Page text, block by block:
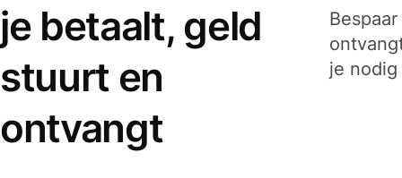
je betaalt, geld
stuurt en
ontvangt
je